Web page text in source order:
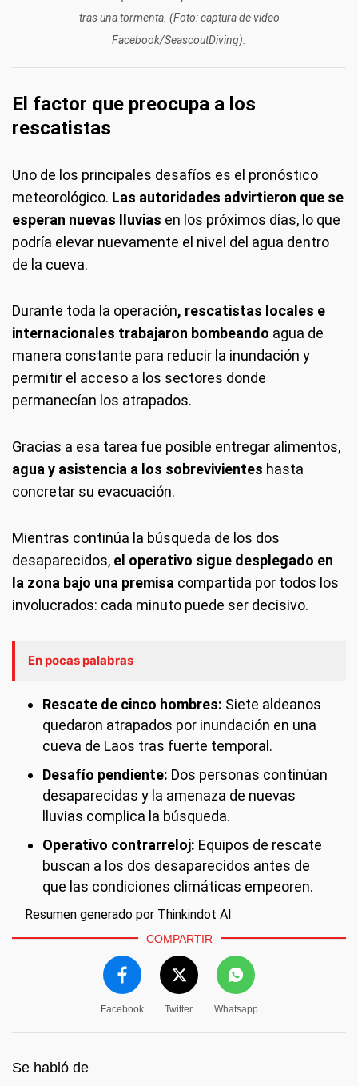
tras una tormenta. (Foto: captura de video
Facebook/SeascoutDiving).
El factor que preocupa a los
rescatistas
Uno de los principales desafíos es el pronóstico
meteorológico. Las autoridades advirtieron que se
esperan nuevas lluvias en los próximos días, lo que
podría elevar nuevamente el nivel del agua dentro
de la cueva.
Durante toda la operación, rescatistas locales e
internacionales trabajaron bombeando agua de
manera constante para reducir la inundación y
permitir el acceso a los sectores donde
permanecían los atrapados.
Gracias a esa tarea fue posible entregar alimentos,
agua y asistencia a los sobrevivientes hasta
concretar su evacuación.
Mientras continúa la búsqueda de los dos
desaparecidos, el operativo sigue desplegado en
la zona bajo una premisa compartida por todos los
involucrados: cada minuto puede ser decisivo.
En pocas palabras
Rescate de cinco hombres: Siete aldeanos
quedaron atrapados por inundación en una
cueva de Laos tras fuerte temporal.
Desafío pendiente: Dos personas continúan
desaparecidas y la amenaza de nuevas
lluvias complica la búsqueda.
Operativo contrarreloj: Equipos de rescate
buscan a los dos desaparecidos antes de
que las condiciones climáticas empeoren.
Resumen generado por Thinkindot AI
COMPARTIR
Facebook Twitter Whatsapp
Se habló de